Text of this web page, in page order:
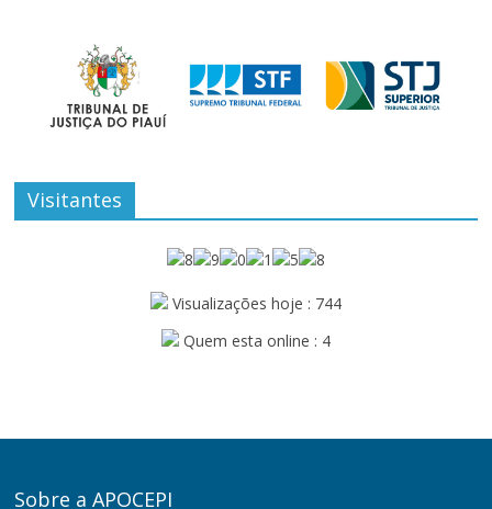
Visitantes
Visualizações hoje : 744
Quem esta online : 4
Sobre a APOCEPI